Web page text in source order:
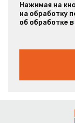
Нажимая на
на обработку
об обработке в